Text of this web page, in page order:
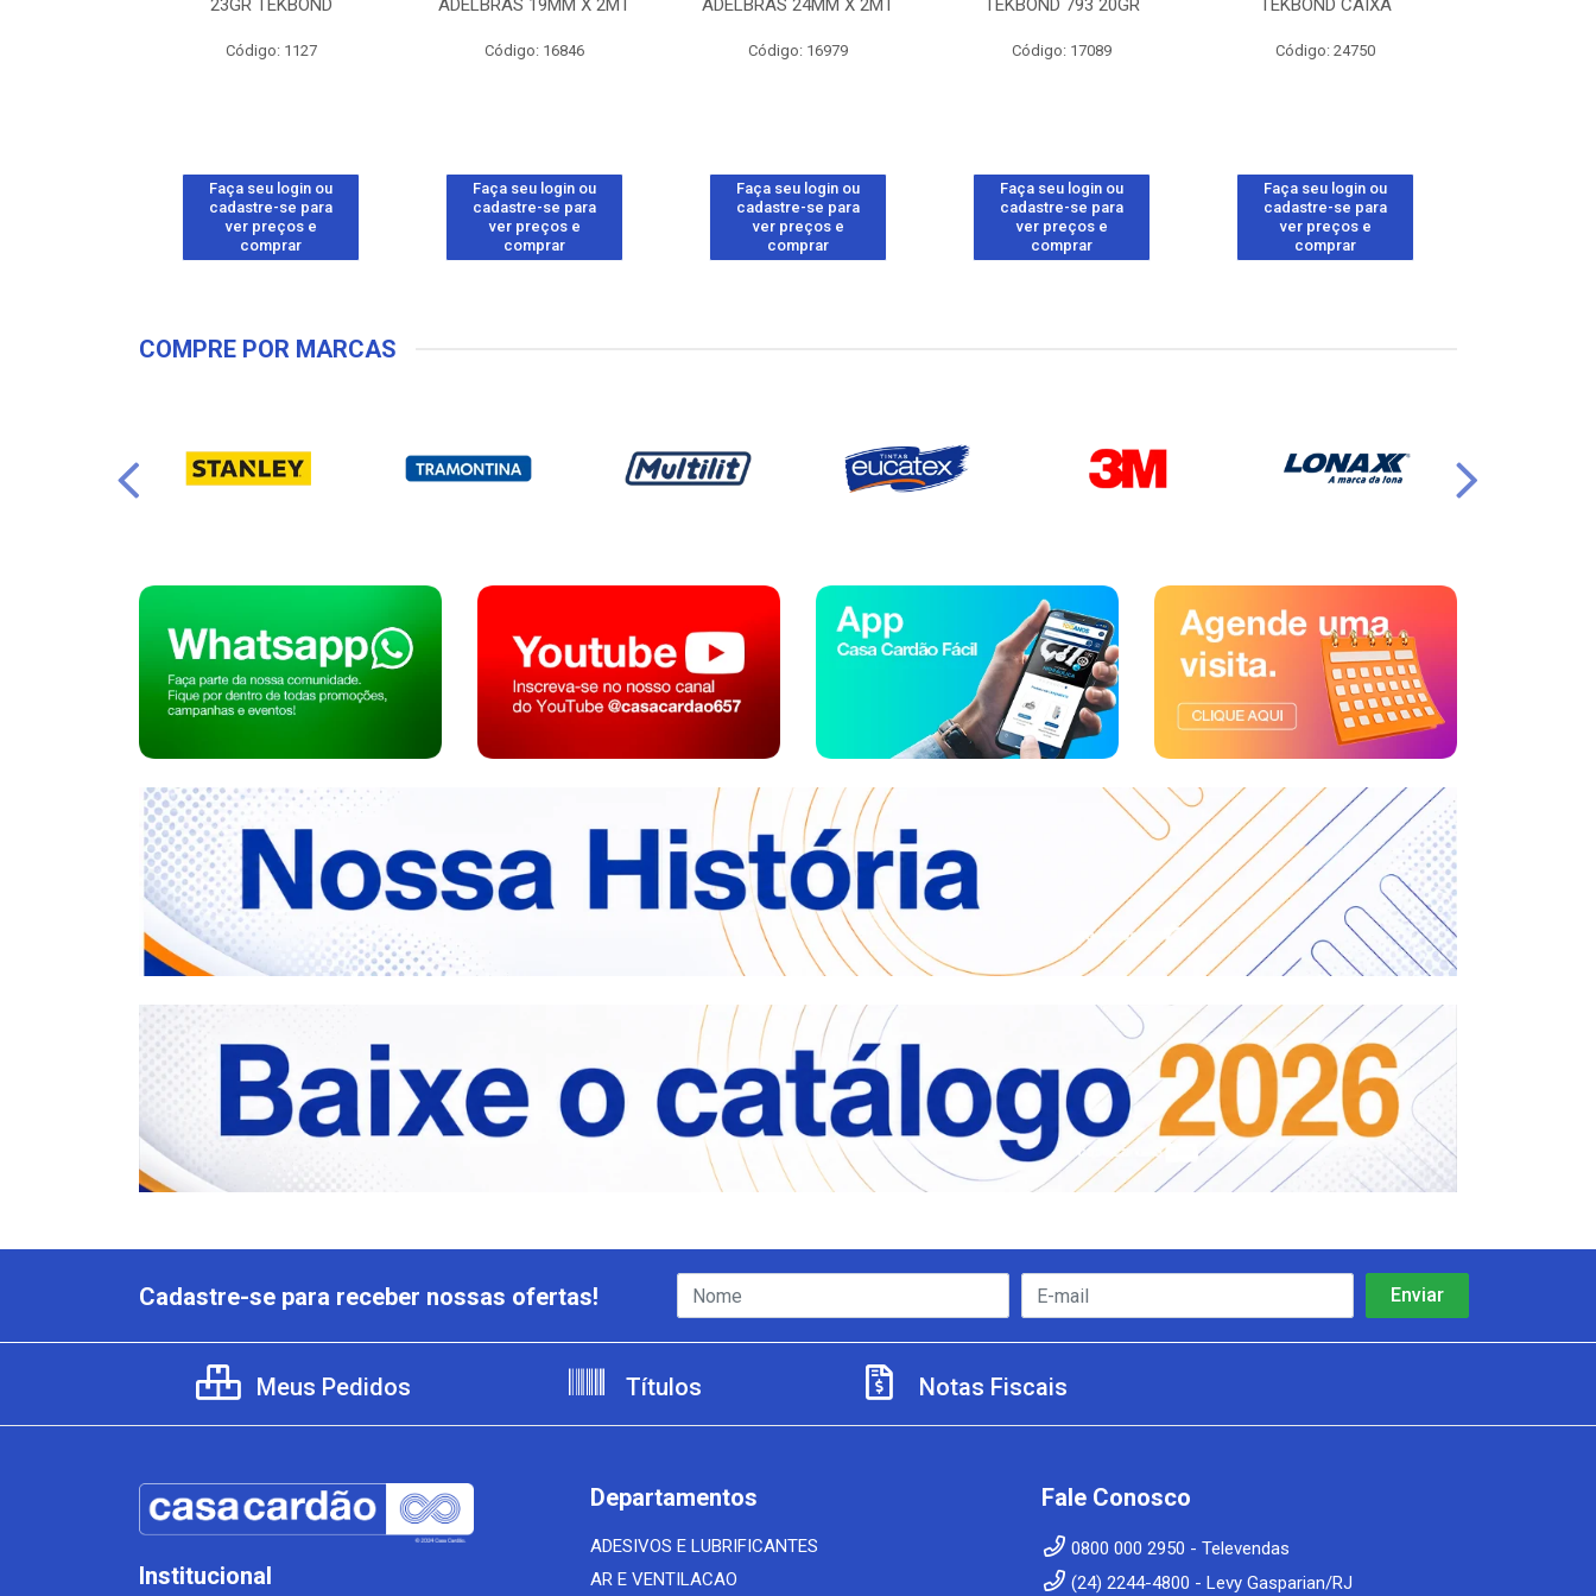
23GR TEKBOND
Código: 1127
Faça seu login ou
cadastre-se para
ver preços e
comprar
ADELBRAS 19MM X 2MT
Código: 16846
Faça seu login ou
cadastre-se para
ver preços e
comprar
ADELBRAS 24MM X 2MT
Código: 16979
Faça seu login ou
cadastre-se para
ver preços e
comprar
TEKBOND 793 20GR
Código: 17089
Faça seu login ou
cadastre-se para
ver preços e
comprar
TEKBOND CAIXA
Código: 24750
Faça seu login ou
cadastre-se para
ver preços e
comprar
COMPRE POR MARCAS
Cadastre-se para receber nossas ofertas!
Meus Pedidos Títulos Notas Fiscais
Institucional
Departamentos
ADESIVOS E LUBRIFICANTES
AR E VENTILACAO
Fale Conosco
0800 000 2950 - Televendas
(24) 2244-4800 - Levy Gasparian/RJ